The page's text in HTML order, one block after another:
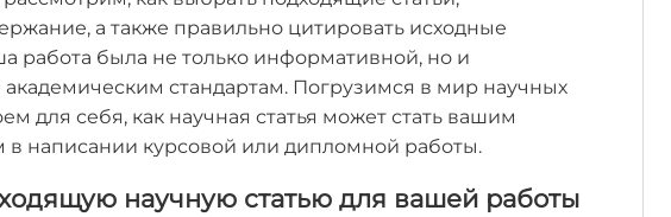
а также правильно цитировать исходные
работа была не только информативной, но и
академическим стандартам. Погрузимся в мир научных
для себя, как научная статья может стать вашим
написании курсовой или дипломной работы.
научную статью для вашей работы